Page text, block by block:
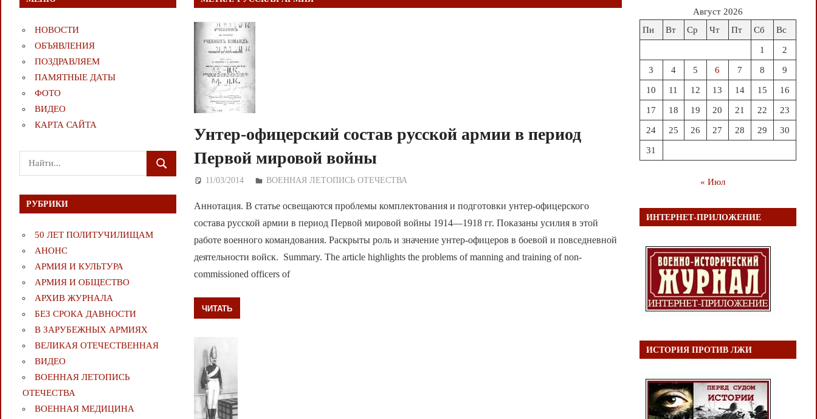
Унтер-офицерский состав русской армии в период
Первой мировой войны
11/03/2014 Дежурный по Редакции
ВОЕННАЯ ЛЕТОПИСЬ ОТЕЧЕСТВА
Аннотация. В статье освещаются проблемы комплектования и подготовки унтер-офицерского
состава русской армии в период Первой мировой войны 1914—1918 гг. Показаны усилия в этой
работе военного командования. Раскрыты роль и значение унтер-офицеров в боевой и повседневной
деятельности войск. Summary. The article highlights the problems of manning and training of non-
commissioned officers of
ЧИТАТЬ
НОВОСТИ
ОБЪЯВЛЕНИЯ
ПОЗДРАВЛЯЕМ
ПАМЯТНЫЕ ДАТЫ
ФОТО
ВИДЕО
КАРТА САЙТА
Поиск
для:
ПОИСК
РУБРИКИ
50 ЛЕТ ПОЛИТУЧИЛИЩАМ
АНОНС
АРМИЯ И КУЛЬТУРА
АРМИЯ И ОБЩЕСТВО
АРХИВ ЖУРНАЛА
БЕЗ СРОКА ДАВНОСТИ
В ЗАРУБЕЖНЫХ АРМИЯХ
ВЕЛИКАЯ ОТЕЧЕСТВЕННАЯ
ВИДЕО
ВОЕННАЯ ЛЕТОПИСЬ
ОТЕЧЕСТВА
ВОЕННАЯ МЕДИЦИНА
Август 2026
Пн
Вт Ср Чт Пт Сб Вс
1 2
3 4 5 6 7 8 9
10 11 12 13 14 15 16
17 18 19 20 21 22 23
24 25 26 27 28 29 30
31
« Июл
ИНТЕРНЕТ-ПРИЛОЖЕНИЕ
ИСТОРИЯ ПРОТИВ ЛЖИ